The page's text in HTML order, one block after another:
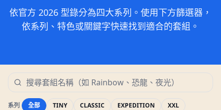
依官方 2026 型錄分為四大系列。使用下方篩選器，
依系列、特色或關鍵字快速找到適合的套組。
系列 全部 TINY CLASSIC EXPEDITION XXL